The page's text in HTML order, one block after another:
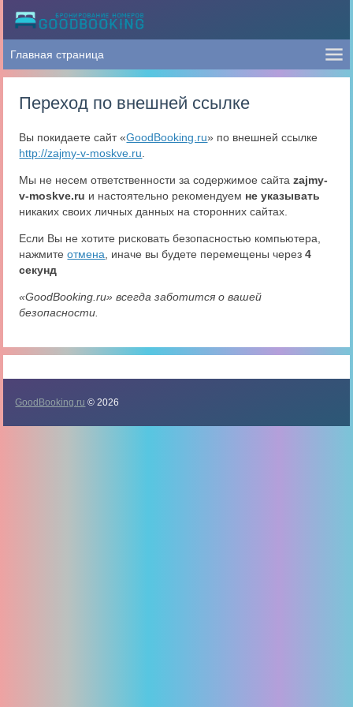
Переход по внешней ссылке
Вы покидаете сайт «GoodBooking.ru» по внешней ссылке
http://zajmy-v-moskve.ru
Мы не несем ответственности за содержимое сайтаzajmy-
v-moskve.ru и настоятельно рекомендуем не указывать
никаких своих личных данных на сторонних сайтах.
Если Вы не хотите рисковать безопасностью компьютера,
нажмитеотмена , иначе вы будете перемещены через4
секунд
«GoodBooking.ru» всегда заботится о вашей
безопасности.
GoodBooking.ru © 2026